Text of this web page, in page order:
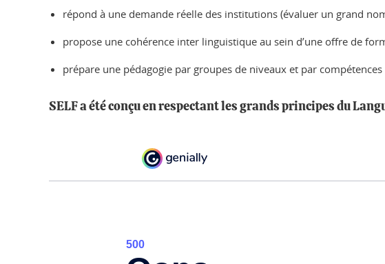
répond à une demande réelle des institutions (évaluer un grand
propose une cohérence inter linguistique au sein d’une offre de
prépare une pédagogie par groupes de niveaux et par compétences
SELF a été conçu en respectant les grands principes du